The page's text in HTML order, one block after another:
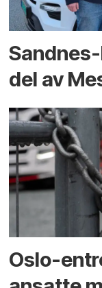
del av
Oslo-